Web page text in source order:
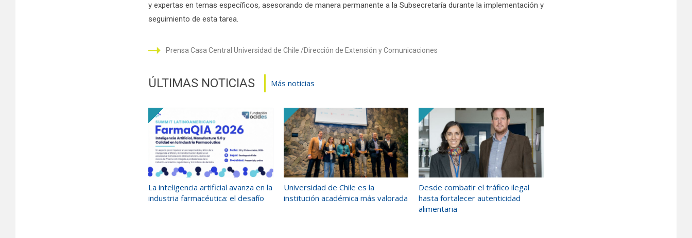
y expertas en temas específicos, asesorando de manera permanente a la Subsecretaría durante la implementación y
seguimiento de esta tarea.
Prensa Casa Central Universidad de Chile Dirección de Extensión y Comunicaciones
ÚLTIMAS NOTICIAS Más noticias
La inteligencia artificial avanza en la
industria farmacéutica: el desafío
Universidad de Chile es la
institución académica más valorada
Desde combatir el tráfico ilegal
hasta fortalecer autenticidad
alimentaria